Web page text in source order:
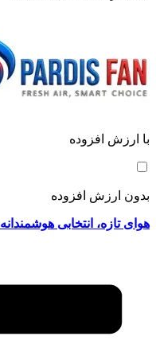
با ارزش افزوده
بدون ارزش افزوده
هوای تازه، انتخابی هوشمندانه